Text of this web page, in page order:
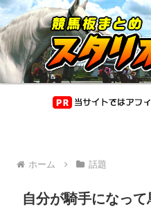
ホーム 話題
自分が騎手になっ